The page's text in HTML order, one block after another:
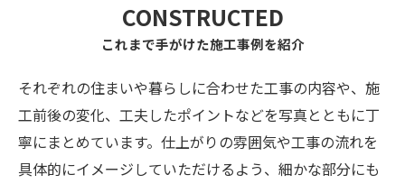
CONSTRUCTED
これまで手がけた施工事例を紹介
それぞれの住まいや暮らしに合わせた工事の内容や、施
工前後の変化、工夫したポイントなどを写真とともに丁
寧にまとめています。仕上がりの雰囲気や工事の流れを
具体的にイメージしていただけるよう、細かな部分にも